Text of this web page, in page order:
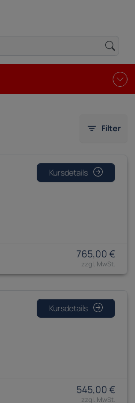
Filter
Kursdetails
765,00 €
Kursdetails
545,00 €